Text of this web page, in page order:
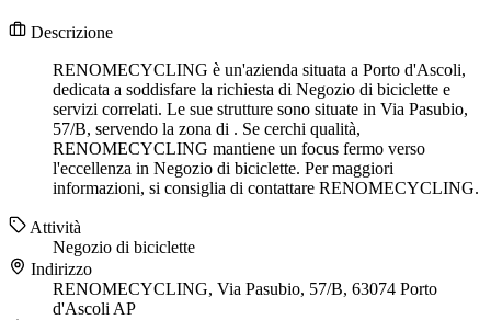
Descrizione
RENOMECYCLING è un'azienda situata a Porto d'Ascoli,
dedicata a soddisfare la richiesta di Negozio di biciclette e
servizi correlati. Le sue strutture sono situate in Via Pasubio,
57/B, servendo la zona di . Se cerchi qualità,
RENOMECYCLING mantiene un focus fermo verso
l'eccellenza in Negozio di biciclette. Per maggiori
informazioni, si consiglia di contattare RENOMECYCLING.
Attività
Negozio di biciclette
Indirizzo
RENOMECYCLING, Via Pasubio, 57/B, 63074 Porto
d'Ascoli AP